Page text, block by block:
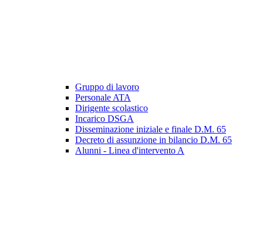
Gruppo di lavoro
Personale ATA
Dirigente scolastico
Incarico DSGA
Disseminazione iniziale e finale D.M. 65
Decreto di assunzione in bilancio D.M. 65
Alunni - Linea d'intervento A